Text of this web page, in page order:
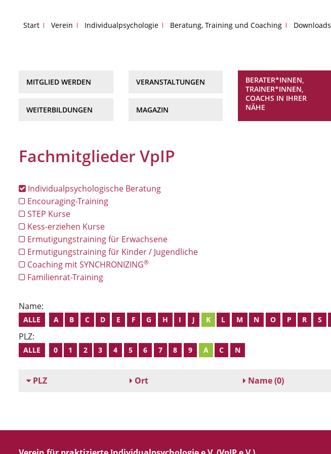
Start Verein Individualpsychologie Beratung, Training und Coaching Downloads
MITGLIED WERDEN
WEITERBILDUNGEN
VERANSTALTUNGEN
MAGAZIN
BERATER*INNEN,
TRAINER*INNEN,
COACHS IN IHRER
NÄHE
Fachmitglieder VpIP
Individualpsychologische Beratung
Encouraging-Training
STEP Kurse
Kess-erziehen Kurse
Ermutigungstraining für Erwachsene
Ermutigungstraining für Kinder / Jugendliche
Coaching mit SYNCHRONIZING®
Familienrat-Training
Name:
ALLE A B C D E F G H I J K L M N O P R S
PLZ:
ALLE 0 1 2 3 4 5 6 7 8 9 A C N
PLZ Ort Name(0)